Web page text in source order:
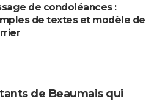
de condoléances :
de textes et modèle de
de Beaumais qui